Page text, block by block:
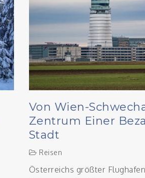
Von Wien-
Zentrum Einer
Stadt
Reisen
Österreichs größter